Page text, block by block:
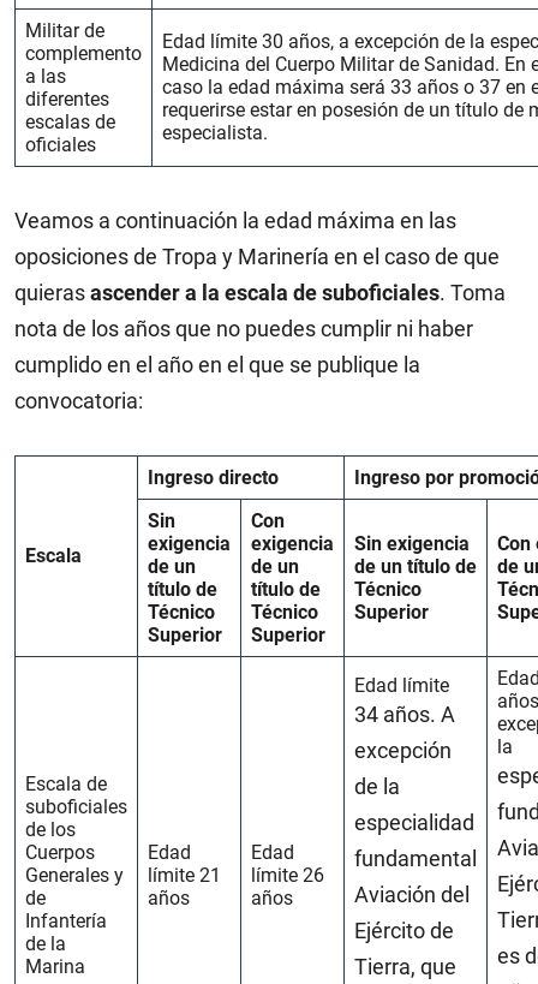
Militar de
complemento
a las
diferentes
escalas de
oficiales
Edad límite 30 años, a excepción de la
Medicina del Cuerpo Militar de Sanidad. En
caso la edad máxima será 33 años o 37 en
requerirse estar en posesión de un título de
especialista.
Veamos a continuación la edad máxima en las
oposiciones de Tropa y Marinería en el caso de que
quierasascender a la escala de suboficiales. Toma
nota de los años que no puedes cumplir ni haber
cumplido en el año en el que se publique la
convocatoria:
Escala
Ingreso directo
Ingreso por
Sin
exigencia
de un
título de
Técnico
Superior
Con
exigencia
de un
título de
Técnico
Superior
Sin exigencia
de un título de
Técnico
Superior
Con
de
Escala de
suboficiales
de los
Cuerpos
Generales y
de
Infantería
de la
Marina
Edad
límite 21
años
Edad
límite 26
años
Edad límite
34 años. A
excepción
de la
especialidad
fundamental
Aviación del
Ejército de
Tierra, que
la
es